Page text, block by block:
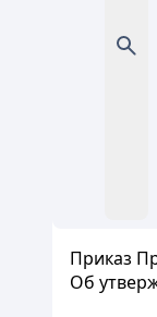
Приказ
Об